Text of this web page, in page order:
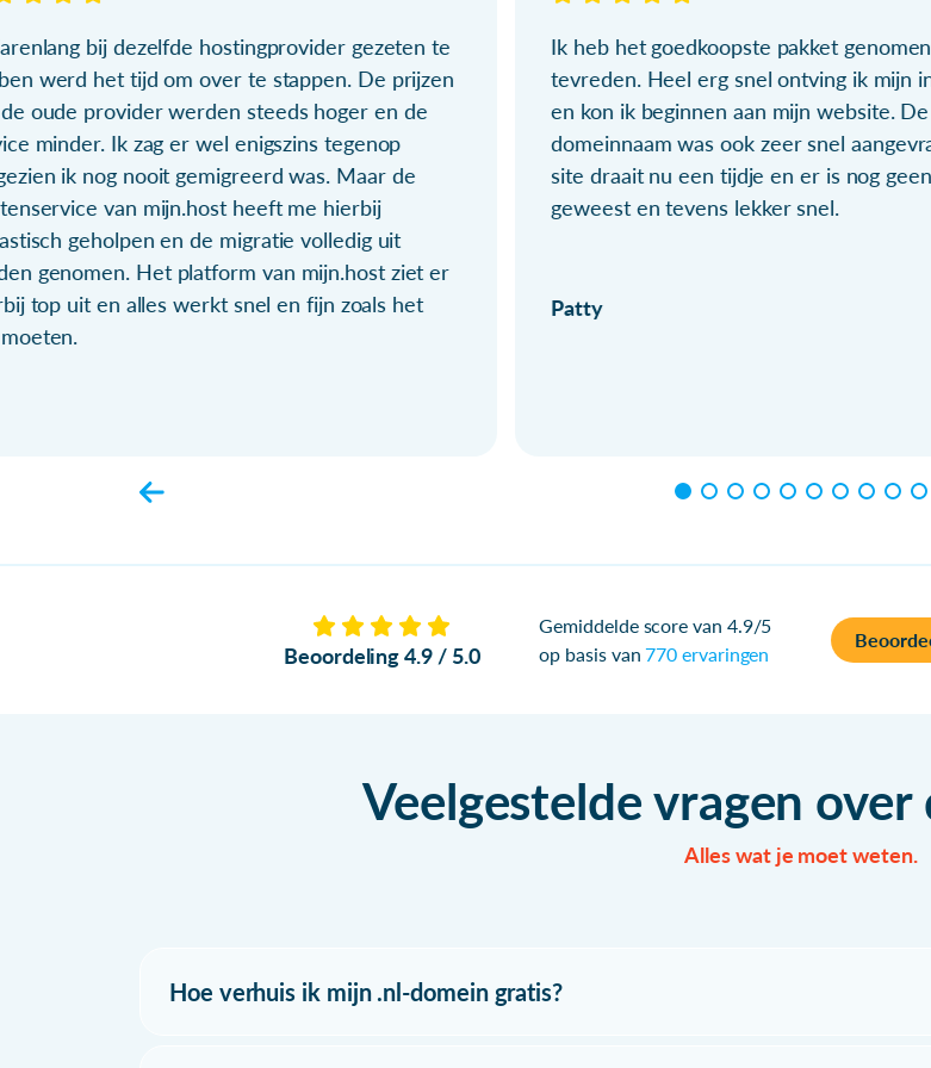
bij dezelfde hostingprovider gezeten te
werd het tijd om over te stappen. De prijzen
oude provider werden steeds hoger en de
minder. Ik zag er wel enigszins tegenop
ik nog nooit gemigreerd was. Maar de
van mijn.host heeft me hierbij
geholpen en de migratie volledig uit
genomen. Het platform van mijn.host ziet er
top uit en alles werkt snel en fijn zoals het
Ik heb het goedkoopste pakket
tevreden. Heel erg snel ontving ik mijn
en kon ik beginnen aan mijn website. De
domeinnaam was ook zeer snel
site draait nu een tijdje en er is nog
geweest en tevens lekker snel.
Patty
Beoordeling 4.9 / 5.0
Gemiddelde score van 4.9/5
op basis van770 ervaringen
Veelgestelde vragen
Alles wat je moet weten.
Hoe verhuis ik mijn .nl-domein gratis?